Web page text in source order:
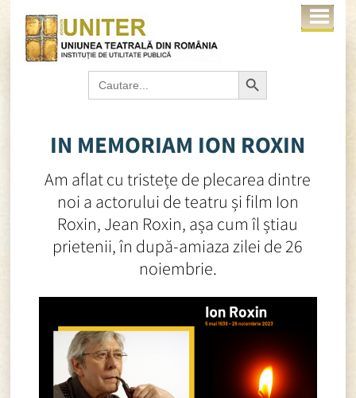
Search
for:
Search Button
IN MEMORIAM ION ROXIN
Am aflat cu tristețe de plecarea dintre
noi a actorului de teatru și film Ion
Roxin, Jean Roxin, așa cum îl știau
prietenii, în după-amiaza zilei de 26
noiembrie.